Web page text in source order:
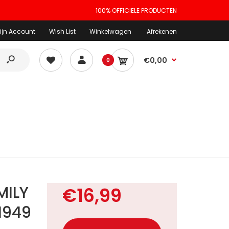
100% OFFICIELE PRODUCTEN
Account Wish List Winkelwagen Afrekenen
0 €0,00
€16,99